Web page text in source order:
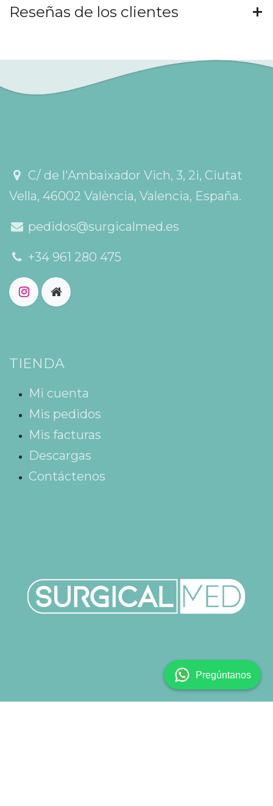
Reseñas de los clientes
C/ de l'Ambaixador Vich, 3, 2i, Ciutat
Vella, 46002 València, Valencia, España.
pedidos@surgicalmed.es
+34 961 280 475
TIENDA
Mi cuenta
Mis pedidos
Mis facturas
Descargas
Contáctenos
Pregúntanos